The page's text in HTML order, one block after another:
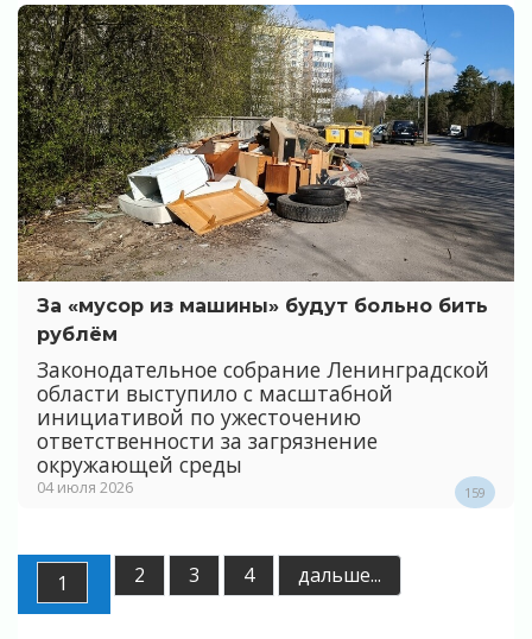
За «мусор из машины» будут больно бить
рублём
Законодательное собрание Ленинградской
области выступило с масштабной
инициативой по ужесточению
ответственности за загрязнение
окружающей среды
04 июля 2026 159
1 2 3 4 дальше...